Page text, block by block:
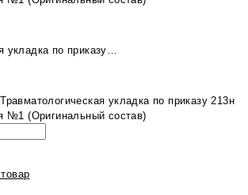
укладка по приказу…
укладка по приказу 213н
№1 (Оригинальный состав)